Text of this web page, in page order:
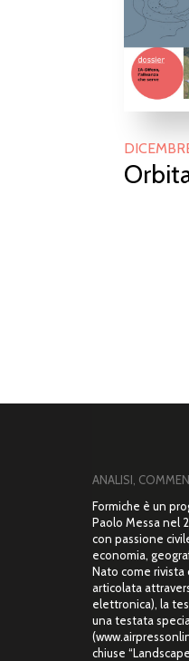
ANALISI,
Formiche è un
Paolo Messa nel
con passione
economia,
Nato come rivista
articolata
elettronica), la
una testata
chiuse